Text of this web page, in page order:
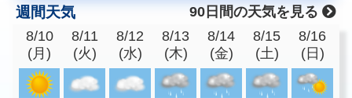
週間天気
90日間の天気を見る
8/10
(月)
8/11
(火)
8/12
(水)
8/13
(木)
8/14
(金)
8/15
(土)
8/16
(日)